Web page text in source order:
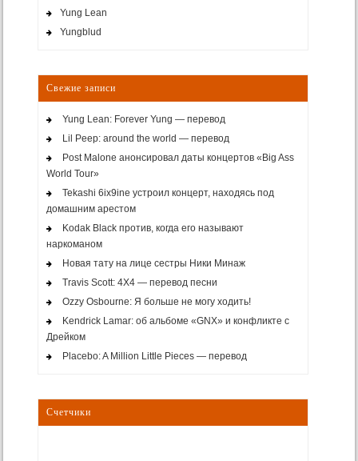
Yung Lean
Yungblud
Свежие записи
Yung Lean: Forever Yung — перевод
Lil Peep: around the world — перевод
Post Malone анонсировал даты концертов «Big Ass
World Tour»
Tekashi 6ix9ine устроил концерт, находясь под
домашним арестом
Kodak Black против, когда его называют
наркоманом
Новая тату на лице сестры Ники Минаж
Travis Scott: 4X4 — перевод песни
Ozzy Osbourne: Я больше не могу ходить!
Kendrick Lamar: об альбоме «GNX» и конфликте с
Дрейком
Placebo: A Million Little Pieces — перевод
Счетчики